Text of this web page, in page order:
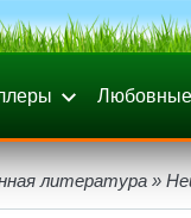
литература »